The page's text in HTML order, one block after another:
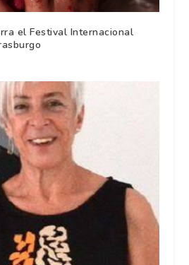
el Festival Internacional